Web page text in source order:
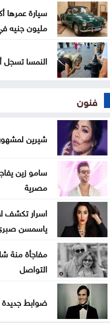
إيران تشترط ستة بنود
تراقب التنفيذ
مليون جنيه
النمسا تسجل
فنون
شيرين
سامو زين
مصرية
اسرار تكشف
ياسمسن
مفاجأة منة
التواصل
ضوابط جديدة